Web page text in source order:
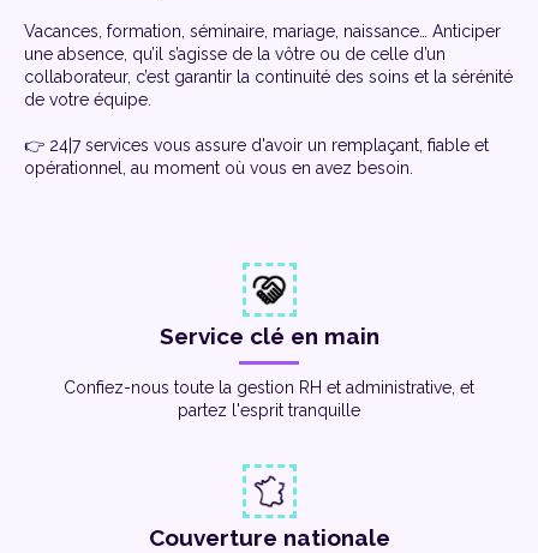
Vacances, formation, séminaire, mariage, naissance… Anticiper
une absence, qu’il s’agisse de la vôtre ou de celle d’un
collaborateur, c’est garantir la continuité des soins et la sérénité
de votre équipe.
👉 24|7 services vous assure d'avoir un remplaçant, fiable et
opérationnel, au moment où vous en avez besoin.
Service clé en main
Confiez-nous toute la gestion RH et administrative, et
partez l'esprit tranquille
Couverture nationale